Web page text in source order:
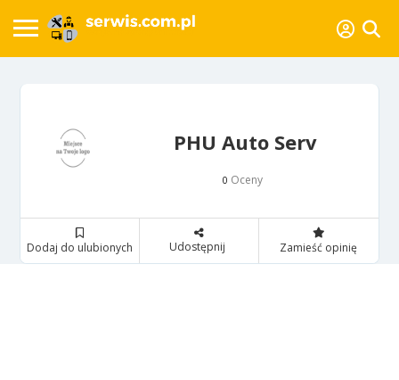
PHU Auto Serv
0 Oceny
Dodaj do ulubionych Udostępnij Zamieść opinię